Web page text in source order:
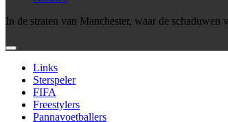
In de straten van Manchester, waar de
Links
Sterspeler
FIFA
Freestylers
Pannavoetballers